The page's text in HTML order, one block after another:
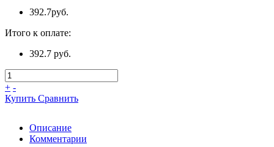
392.7руб.
Итого к оплате:
392.7 руб.
+ -
Купить Сравнить
Описание
Комментарии